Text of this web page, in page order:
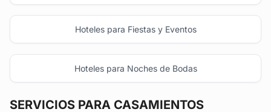
Hoteles para Fiestas y Eventos
Hoteles para Noches de Bodas
SERVICIOS PARA CASAMIENTOS